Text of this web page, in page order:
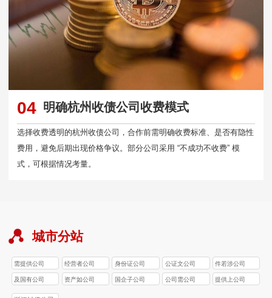
04 明确杭州收债公司收费模式
选择收费透明的杭州收债公司，合作前需明确收费标准、是否有隐性
费用，避免后期出现价格争议。部分公司采用 “不成功不收费” 模
式，可根据情况考量。​
城市分站
需提供公司 经营者公司 身份证公司 公证文公司 件若涉公司
及国有公司 资产如公司 国企子公司 公司需公司 提供上公司